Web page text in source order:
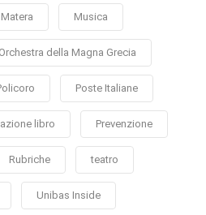
Matera Musica
Orchestra della Magna Grecia
Poste Italiane
libro Prevenzione
Rubriche teatro
Unibas Inside